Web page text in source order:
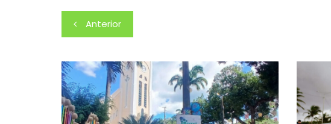
c
e
o
o
k
s
s
n
g
er
at
s
p
p
n
Navegação
de
Post
Anterior